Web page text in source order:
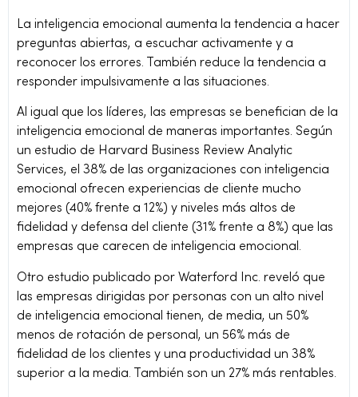
La inteligencia emocional aumenta la tendencia a hacer
preguntas abiertas, a escuchar activamente y a
reconocer los errores. También reduce la tendencia a
responder impulsivamente a las situaciones.
Al igual que los líderes, las empresas se benefician de la
inteligencia emocional de maneras importantes. Según
un estudio de Harvard Business Review Analytic
Services, el 38% de las organizaciones con inteligencia
emocional ofrecen experiencias de cliente mucho
mejores (40% frente a 12%) y niveles más altos de
fidelidad y defensa del cliente (31% frente a 8%) que las
empresas que carecen de inteligencia emocional.
Otro estudio publicado por Waterford Inc. reveló que
las empresas dirigidas por personas con un alto nivel
de inteligencia emocional tienen, de media, un 50%
menos de rotación de personal, un 56% más de
fidelidad de los clientes y una productividad un 38%
superior a la media. También son un 27% más rentables.